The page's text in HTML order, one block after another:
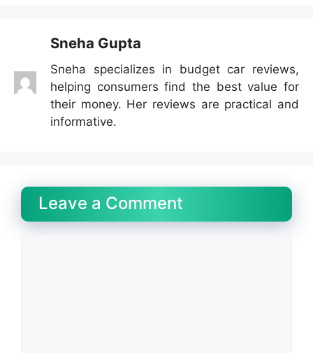
Sneha Gupta
Sneha specializes in budget car reviews,
helping consumers find the best value for
their money. Her reviews are practical and
informative.
Leave a Comment